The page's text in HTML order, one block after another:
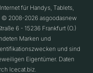
für Handys, Tablets,
© 2008-2026 asgoodasnew
6 - 15236 Frankfurt (O.)
Marken und
und sind
Eigentümer. Daten
Icecat.biz.